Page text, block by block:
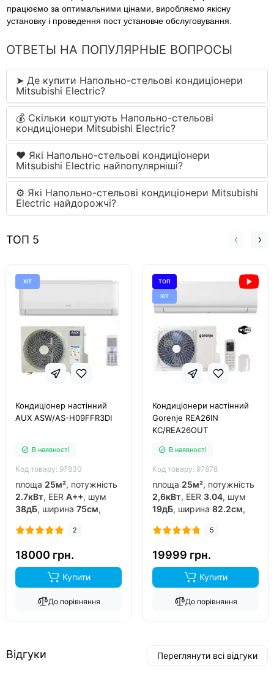
працюємо за оптимальними цінами, виробляємо якісну
установку і проведення пост установче обслуговування.
ОТВЕТЫ НА ПОПУЛЯРНЫЕ ВОПРОСЫ
➤ Де купити Напольно-стельові кондиціонери
Mitsubishi Electric?
💰 Скільки коштують Напольно-стельові
кондиціонери Mitsubishi Electric?
❤️ Які Напольно-стельові кондиціонери
Mitsubishi Electric найпопулярніші?
⚙ Які Напольно-стельові кондиціонери Mitsubishi
Electric найдорожчі?
ТОП 5
ХІТ
Кондиціонер настінний
AUX ASW/AS-H09FFR3DI
В наявності
Код товару: 97830
площа 25м², потужність
2.7кВт, EER A++, шум
38дБ, ширина 75см,
китай, інвертор
2
18000 грн.
Купити
До порівняння
ТОП
ХІТ
Кондиціонери настінний
Gorenje REA26IN
KC/REA26OUT
В наявності
Код товару: 97878
площа 25м², потужність
2,6кВт, EER 3.04, шум
19дБ, ширина 82.2см,
китай, інвертор
5
19999 грн.
Купити
До порівняння
Відгуки Переглянути всі відгуки